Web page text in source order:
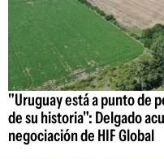
"Uruguay está a punto de
de su historia": Delgado
negociación de HIF Global